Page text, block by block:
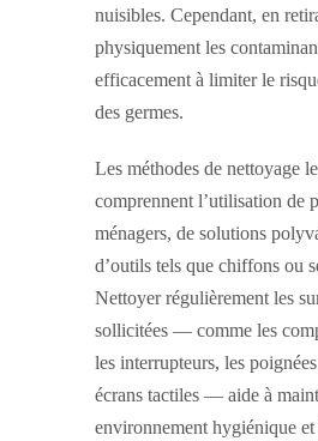
nuisibles. Cependant, en
physiquement les
efficacement à limiter le
des germes.
Les méthodes de nettoyage
comprennent l’utilisation de
ménagers, de solutions
d’outils tels que chiffons ou
Nettoyer régulièrement les
sollicitées — comme les
les interrupteurs, les
écrans tactiles — aide à
environnement hygiénique